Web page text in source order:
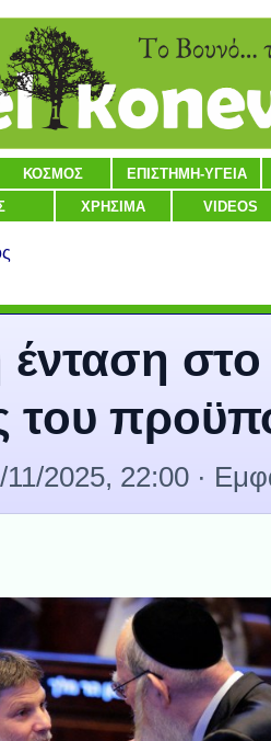
ΚΟΣΜΟΣ ΕΠΙΣΤΗΜΗ-ΥΓΕΙΑ
ΧΡΗΣΙΜΑ VIDEOS
ένταση
του
11/2025, 22:00 ·